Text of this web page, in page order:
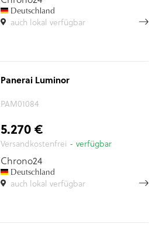
Deutschland
auch lokal verfügbar
Panerai Luminor
PAM01084
5.270 €
Versandkostenfrei - verfügbar
Chrono24
Deutschland
auch lokal verfügbar